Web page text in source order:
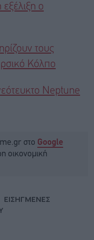
ο
τους
Κόλπο
Neptune
στο Google
οικονομική
ΕΙΣΗΓΜΕΝΕΣ